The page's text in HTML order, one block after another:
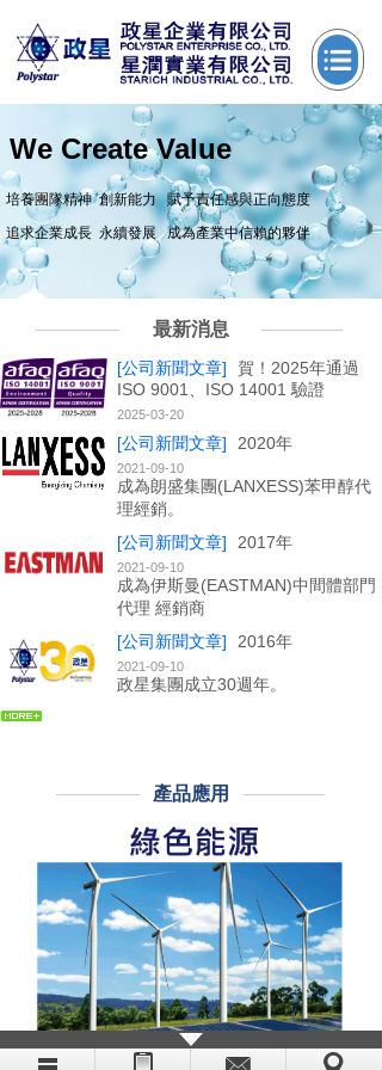
We Create Value
培養團隊精神 創新能力 賦予責任感與正向態度
追求企業成長 永續發展 成為產業中信賴的夥伴
產品應用
[公司新聞文章]
賀！2025年通過
ISO 9001、ISO 14001 驗證
2025-03-20
[公司新聞文章] 2020年
2021-09-10
成為朗盛集團(LANXESS)苯甲醇代
理經銷。
[公司新聞文章]
2017年
2021-09-10
成為伊斯曼(EASTMAN)中間體部門
代理 經銷商
[公司新聞文章]
2016年
2021-09-10
政星集團成立30週年。
最新消息